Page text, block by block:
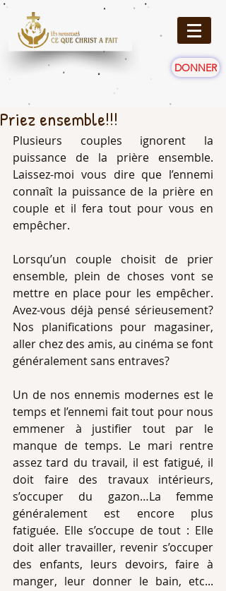
DONNER
Priez ensemble!!!
Plusieurs couples ignorent la
puissance de la prière ensemble.
Laissez-moi vous dire que l’ennemi
connaît la puissance de la prière en
couple et il fera tout pour vous en
empêcher.
Lorsqu’un couple choisit de prier
ensemble, plein de choses vont se
mettre en place pour les empêcher.
Avez-vous déjà pensé sérieusement?
Nos planifications pour magasiner,
aller chez des amis, au cinéma se font
généralement sans entraves?
Un de nos ennemis modernes est le
temps et l’ennemi fait tout pour nous
emmener à justifier tout par le
manque de temps. Le mari rentre
assez tard du travail, il est fatigué, il
doit faire des travaux intérieurs,
s’occuper du gazon…La femme
généralement est encore plus
fatiguée. Elle s’occupe de tout : Elle
doit aller travailler, revenir s’occuper
des enfants, leurs devoirs, faire à
manger, leur donner le bain, etc...